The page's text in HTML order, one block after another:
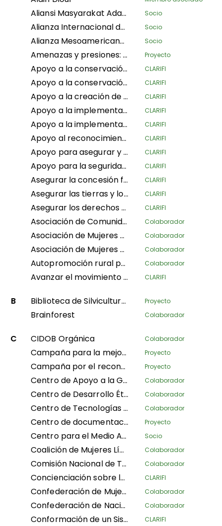
Aliansi Masyarakat Adat Nusantara Socio
Alianza Internacional de Silvicultura Familiar Socio
Alianza Mesoamericana de Pueblos y Bosques Socio
Amenazas y presiones: seguimiento de la degradación ambiental en las zonas protegidas Proyecto
Apoyo a la conservación de la biodiversidad del Dominio de Caza Mangaï y la Reserva de Hipopótamos (DCRHM) mediante soluciones basadas en los derechos humanos CLARIFI
Apoyo a la conservación y biodiversidad del área de caza Mangai y la reserva de hipopótamos (DCRHM) a través de soluciones basadas en los derechos humanos CLARIFI
Apoyo a la creación de áreas protegidas indígenas y comunitarias en los paisajes del triángulo de Bomassa de las UFA KABO (Sangha) y MBOUKOU-EBOUHOLE (Likouala) CLARIFI
Apoyo a la implementación de la Ley de Derechos Territoriales Consuetudinarios de 2022 en Sierra Leona CLARIFI
Apoyo a la implementación efectiva de la silvicultura comunitaria CFCL GBANZA en el sur de Ubangi (RDC) para la conservación CLARIFI
Apoyo al reconocimiento y aseguramiento de los derechos territoriales de las comunidades frente a la expansión del Parque Nacional de Lomami (RDC) CLARIFI
Apoyo para asegurar y gestionar de manera sostenible las tierras de los pueblos indígenas y comunidades locales en la República del Congo (ASGEDUT-CLPA) CLARIFI
Apoyo para la seguridad de los derechos de tenencia de tierras de los Pueblos Indígenas Pygmeos antes, durante y después de los procesos de reforma de tierras y planificación territorial en la República Democrática del Congo CLARIFI
Asegurar la concesión forestal comunitaria de las comunidades locales en la provincia de Mai-Ndombe, territorio de Kiri, sector de Pendjwa CLARIFI
Asegurar las tierras y los medios de vida de los Pueblos Indígenas y Comunidades Locales (PICL) en un contexto de competencia por la tierra. CLARIFI
Asegurar los derechos comunitarios y la tierra para la conservación de la biodiversidad, la resiliencia climática y la mejora de las condiciones de vida en la República Centroafricana CLARIFI
Asociación de Comunidades Saamaka Colaborador
Asociación de Mujeres Afrodescendientes del Norte del Cauca Colaborador
Asociación de Mujeres Artesanas Embera Colaborador
Autopromoción rural para un desarrollo humano sostenible Colaborador
Avanzar el movimiento de mujeres indígenas en Asia mediante el fortalecimiento del liderazgo colectivo y la autonomía CLARIFI
B Biblioteca de Silvicultura Comunitaria Proyecto
Brainforest Colaborador
C CIDOB Orgánica Colaborador
Campaña para la mejora de las condiciones de vida y el reconocimiento del derecho consuetudinario y la gobernanza tribal de los Pueblos Indígenas en todos los sectores dentro del marco nacional. Proyecto
Campaña por el reconocimiento legal de los Pueblos Indígenas y pigmeos de la RDC a escala local, nacional e internacional. Proyecto
Centro de Apoyo a la Gestión Sostenible de los Bosques Tropicales Colaborador
Centro de Desarrollo Étnico Colaborador
Centro de Tecnologías Innovadoras y Desarrollo Sostenible Colaborador
Centro de documentación PCN Proyecto
Centro para el Medio Ambiente y el Desarrollo Socio
Coalición de Mujeres Líderes para el Medio Ambiente y el Desarrollo Sostenible Colaborador
Comisión Nacional de Territorios Indigenas Colaborador
Concienciación sobre los derechos territoriales consuetudinarios de las comunidades, mapeo y seguridad de las tierras en las comunidades indígenas para la gestión sostenible de las tierras CLARIFI
Confederación de Mujeres Indígenas de Bolivia LA Colaborador
Confederación de Nacionalidades Indígenas de la Amazonía Ecuatoriana Colaborador
Conformación de un Sistema de Áreas Protegidas (Fase I) de Comunidades Negras en cuatro Consejos Comunitarios: Nelson Mandela y Diego Luis Córdoba – COCODILUCO en el departamento del Guaviare; y Villa del Río y Las Acacias en el departamento del Putumayo CLARIFI